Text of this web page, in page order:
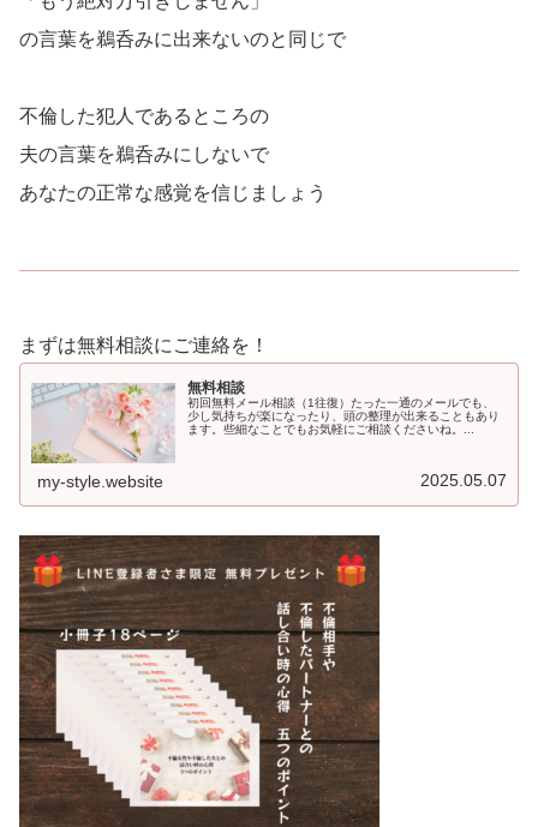
の言葉を鵜呑みに出来ないのと同じで
不倫した犯人であるところの
夫の言葉を鵜呑みにしないで
あなたの正常な感覚を信じましょう
まずは無料相談にご連絡を！
無料相談
初回無料メール相談（1往復）たった一通のメールでも、
少し気持ちが楽になったり、頭の整理が出来ることもあり
ます。些細なことでもお気軽にご相談くださいね。...
my-style.website 2025.05.07